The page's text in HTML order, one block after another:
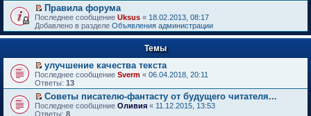
й
т
и
к
п
в
о
м
у
н
е
п
П
е
р
е
т
и
к
п
е
р
в
о
Правила форума
Последнее сообщение Uksus « 18.02.2013, 08:17
Добавлено в разделе Объявления администрации
Темы
П
е
р
е
й
т
улучшение качества текста
Последнее сообщение Sverm « 06.04.2018, 20:11
Ответы: 13
П
е
Советы писателю-фантасту от будущего читателя...
Последнее сообщение Оливия « 11.12.2015, 13:53
Ответы: 8